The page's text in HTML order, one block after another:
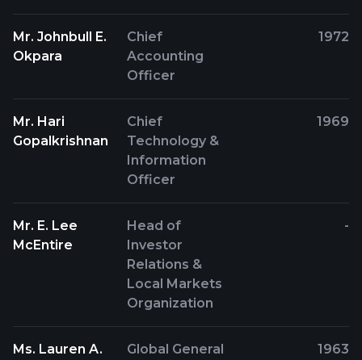
Mr. Johnbull E.
Okpara
Chief
Accounting
Officer
1972
Mr. Hari
Gopalkrishnan
Chief
Technology &
Information
Officer
1969
Mr. E. Lee
McEntire
Head of
Investor
Relations &
Local Markets
Organization
-
Ms. Lauren A.
Global General
1963